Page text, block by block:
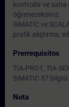
kontrolör ve saha
öğreneceksiniz.
SIMATIC ve
pratik alıştırma,
Prerrequisitos
TIA-PRO1, TIA-
SIMATIC S7 bilgisi.
Nota